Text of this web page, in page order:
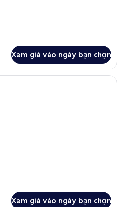
Xem giá vào ngày bạn chọn
Phòng đôi Deluxe, ban công |
Xem giá vào ngày bạn chọn